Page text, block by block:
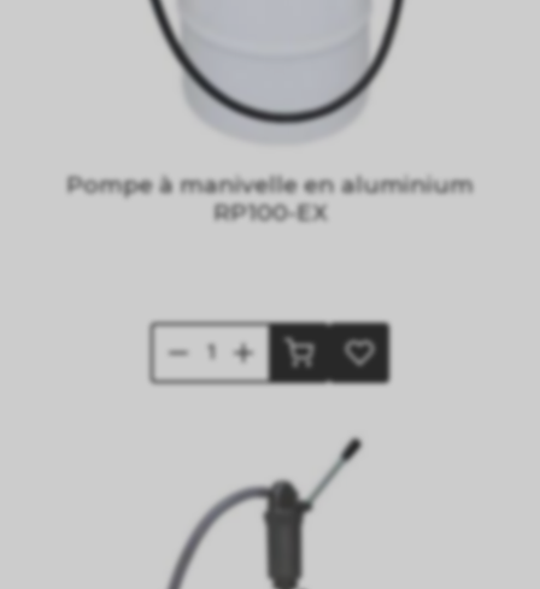
Pompe à manivelle en aluminium
RP100-EX